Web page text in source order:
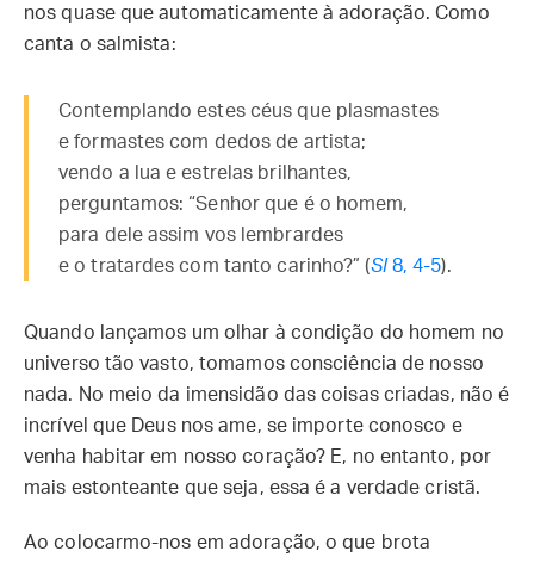
nos quase que automaticamente à adoração. Como
canta o salmista:
Contemplando estes céus que plasmastes
e formastes com dedos de artista;
vendo a lua e estrelas brilhantes,
perguntamos: “Senhor que é o homem,
para dele assim vos lembrardes
e o tratardes com tanto carinho?” (Sl8, 4-5).
Quando lançamos um olhar à condição do homem no
universo tão vasto, tomamos consciência de nosso
nada. No meio da imensidão das coisas criadas, não é
incrível que Deus nos ame, se importe conosco e
venha habitar em nosso coração? E, no entanto, por
mais estonteante que seja, essa é a verdade cristã.
Ao colocarmo-nos em adoração, o que brota